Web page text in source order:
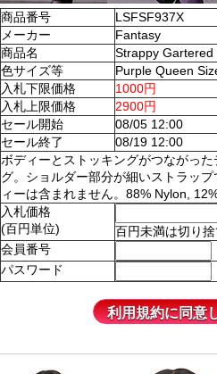
商品番号
LSFSF937X
メーカー
Fantasy
商品名
Strappy Gartered
色サイズ等
Purple Queen
入札下限価格
1000円
入札上限価格
2900円
セール開始
08/05 12:00
セール終了
08/19 12:00
ボディーとストッキングがつながっ
グ。ショルダー部分が細いストラッ
ィーは含まれません。88% Nylon,
入札価格
(百円単位)
百円未満は切り捨
会員番号
パスワード